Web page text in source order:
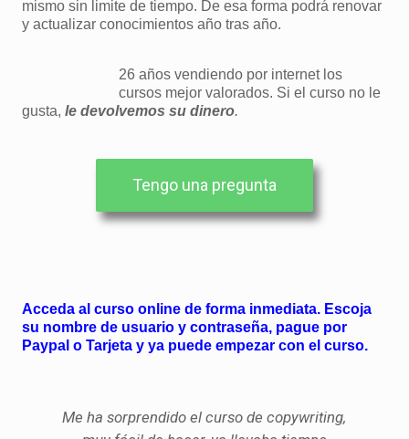
mismo sin limite de tiempo. De esa forma podrá renovar
y actualizar conocimientos año tras año.
26 años vendiendo por internet los
cursos mejor valorados. Si el curso no le
gusta,le devolvemos su dinero.
Tengo una pregunta
Acceda al curso online de forma inmediata. Escoja
su nombre de usuario y contraseña, pague por
Paypal o Tarjeta y ya puede empezar con el curso.
Me ha sorprendido el curso de copywriting,